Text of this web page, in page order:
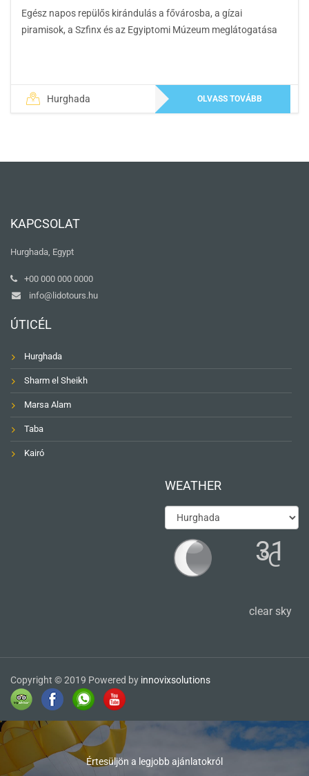
Egész napos repülős kirándulás a fővárosba, a gízai
piramisok, a Szfinx és az Egyiptomi Múzeum meglátogatása
Hurghada OLVASS TOVÁBB
KAPCSOLAT
Hurghada, Egypt
+00 000 000 0000
info@lidotours.hu
ÚTICÉL
Hurghada
Sharm el Sheikh
Marsa Alam
Taba
Kairó
WEATHER
31
℃
clear sky
Copyright © 2019 Powered by innovixsolutions
Értesüljön a legjobb ajánlatokról